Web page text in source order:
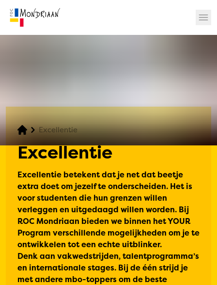
Excellentie
Excellentie
Excellentie betekent dat je net dat beetje
extra doet om jezelf te onderscheiden. Het is
voor studenten die hun grenzen willen
verleggen en uitgedaagd willen worden. Bij
ROC Mondriaan bieden we binnen het YOUR
Program verschillende mogelijkheden om je te
ontwikkelen tot een echte uitblinker.
Denk aan vakwedstrijden, talentprogramma’s
en internationale stages. Bij de één strijd je
met andere mbo-toppers om de beste